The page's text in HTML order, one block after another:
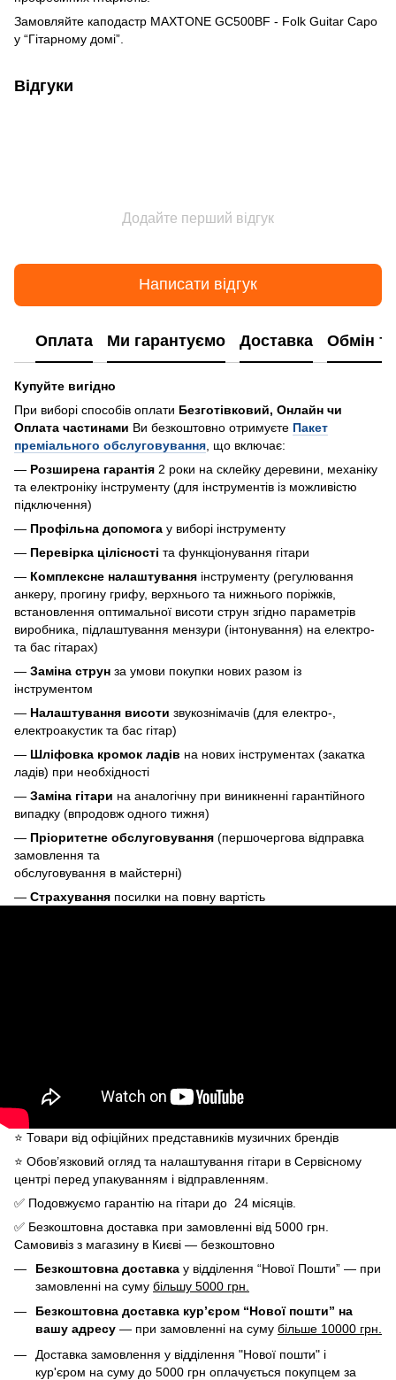
Замовляйте каподастр MAXTONE GC500BF - Folk Guitar Capo
у “Гітарному домі”.
Відгуки
Додайте перший відгук
Написати відгук
Оплата Ми гарантуємо Доставка Обмін
Купуйте вигідно
При виборі способів оплати Безготівковий, Онлайн чи
Оплата частинами Ви безкоштовно отримуєте Пакет
преміального обслуговування , що включає:
— Розширена гарантія 2 роки на склейку деревини, механіку
та електроніку інструменту (для інструментів із можливістю
підключення)
— Профільна допомога у виборі інструменту
— Перевірка цілісності та функціонування гітари
— Комплексне налаштування інструменту (регулювання
анкеру, прогину грифу, верхнього та нижнього поріжків,
встановлення оптимальної висоти струн згідно параметрів
виробника, підлаштування мензури (інтонування) на електро-
та бас гітарах)
— Заміна струн за умови покупки нових разом із
інструментом
— Налаштування висоти звукознімачів (для електро-,
електроакустик та бас гітар)
— Шліфовка кромок ладів на нових інструментах (закатка
ладів) при необхідності
— Заміна гітари на аналогічну при виникненні гарантійного
випадку (впродовж одного тижня)
— Пріоритетне обслуговування (першочергова відправка
замовлення та
обслуговування в майстерні)
— Страхування посилки на повну вартість
⭐️ Товари від офіційних представників музичних брендів
⭐️ Обов’язковий огляд та налаштування гітари в Сервісному
центрі перед упакуванням і відправленням.
✅ Подовжуємо гарантію на гітари до 24 місяців.
✅ Безкоштовна доставка при замовленні від 5000 грн.
Самовивіз з магазину в Києві — безкоштовно
Безкоштовна доставка у відділення “Нової Пошти” — при
замовленні на суму більшу 5000 грн.
Безкоштовна доставка кур’єром “Нової пошти” на
вашу адресу — при замовленні на суму більше 10000 грн.
Доставка замовлення у відділення "Нової пошти" і
кур'єром на суму до 5000 грн оплачується покупцем за